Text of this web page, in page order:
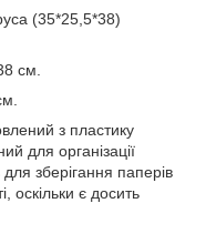
(35*25,5*38)
см.
з пластику
для організації
для зберігання паперів
оскільки є досить